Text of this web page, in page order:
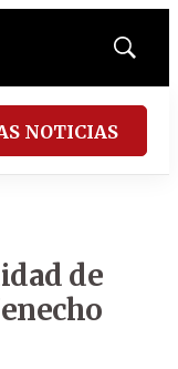
Mostrar
NOTICIAS
de